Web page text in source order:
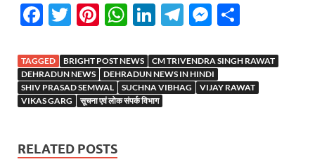
F
e
b
o
k
T
itt
er
Pi
er
es
t
W
at
s
A
Li
k
e
dI
T
e
gr
M
se
n
ar
e
TAGGED BRIGHT POST NEWS
CM TRIVENDRA SINGH RAWAT
DEHRADUN NEWS
DEHRADUN NEWS IN HINDI
SHIV PRASAD SEMWAL
SUCHNA VIBHAG
VIJAY RAWAT
VIKAS GARG
सूचना एवं लोक संपर्क विभाग
RELATED POSTS